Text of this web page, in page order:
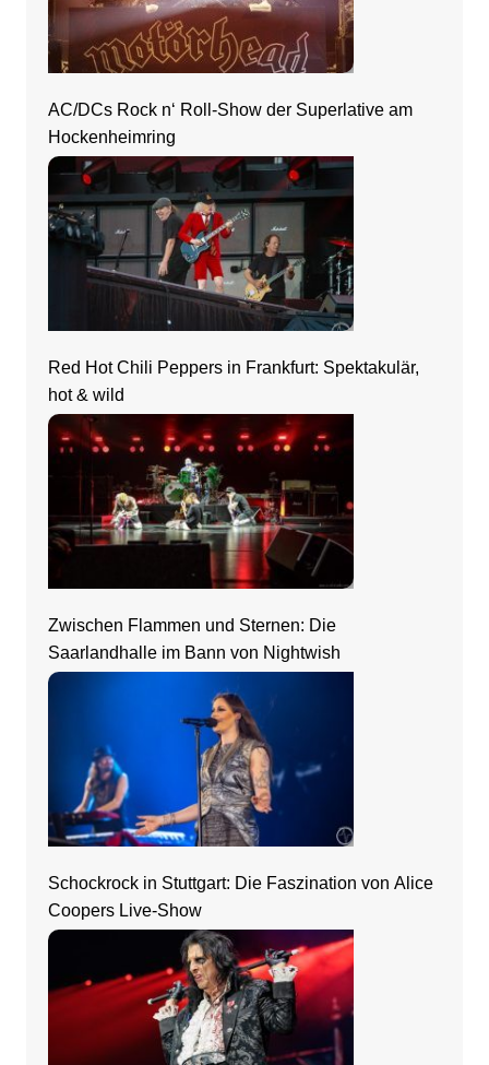
AC/DCs Rock n‘ Roll-Show der Superlative am
Hockenheimring
Red Hot Chili Peppers in Frankfurt: Spektakulär,
hot & wild
Zwischen Flammen und Sternen: Die
Saarlandhalle im Bann von Nightwish
Schockrock in Stuttgart: Die Faszination von Alice
Coopers Live-Show